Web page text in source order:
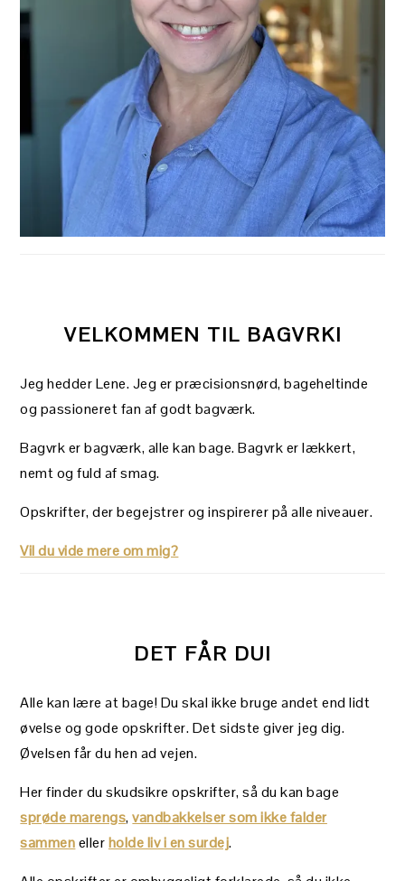
VELKOMMEN TIL BAGVRK!
Jeg hedder Lene. Jeg er præcisionsnørd, bageheltinde
og passioneret fan af godt bagværk.
Bagvrk er bagværk, alle kan bage. Bagvrk er lækkert,
nemt og fuld af smag.
Opskrifter, der begejstrer og inspirerer på alle niveauer.
Vil du vide mere om mig?
DET FÅR DU!
Alle kan lære at bage! Du skal ikke bruge andet end lidt
øvelse og gode opskrifter. Det sidste giver jeg dig.
Øvelsen får du hen ad vejen.
Her finder du skudsikre opskrifter, så du kan bage
sprøde marengs,vandbakkelser som ikke falder
sammenellerholde liv i en surdej.